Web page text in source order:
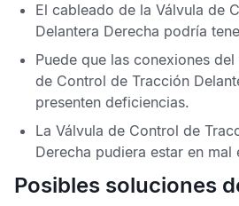
El cableado de la Válvula de
Delantera Derecha podría
Puede que las conexiones
de Control de Tracción
presenten deficiencias.
La Válvula de Control de
Derecha pudiera estar en mal
Posibles soluciones